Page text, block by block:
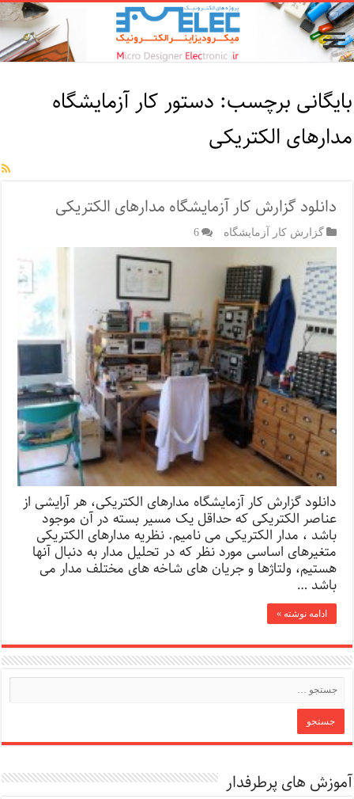
بایگانی برچسب: دستور کار آزمایشگاه
مدارهای الکتریکی
دانلود گزارش کار آزمایشگاه مدارهای الکتریکی
گزارش کار آزمایشگاه 6
دانلود گزارش کار آزمایشگاه مدارهای الکتریکی، هر آرایشی از
عناصر الکتریکی که حداقل یک مسیر بسته در آن موجود
باشد ، مدار الکتریکی می نامیم. نظریه مدارهای الکتریکی
متغیرهای اساسی مورد نظر که در تحلیل مدار به دنبال آنها
هستیم، ولتاژها و جریان های شاخه های مختلف مدار می
باشد …
ادامه نوشته »
آموزش های پرطرفدار